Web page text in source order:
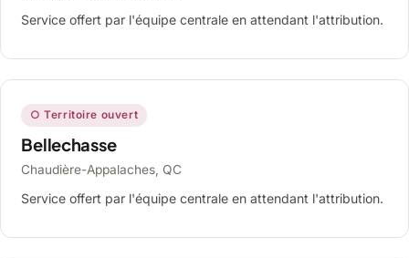
Service offert par l'équipe centrale en attendant l'attribution.
○ Territoire ouvert
Bellechasse
Chaudière-Appalaches, QC
Service offert par l'équipe centrale en attendant l'attribution.